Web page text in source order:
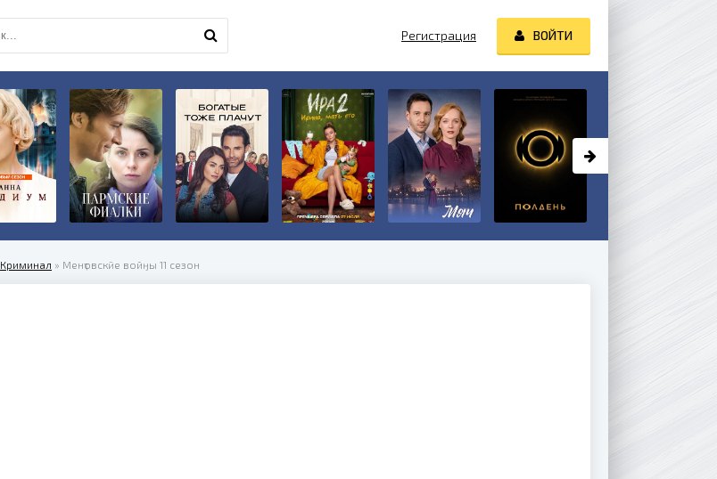
Криминал » Менҭовскӣе войӈы 11 сезон
Регистрация ВОЙТИ